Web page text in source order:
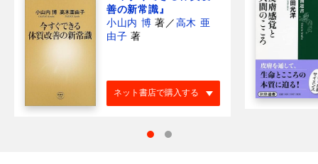
善の新常識』
小山内 博 著／高木 亜
由子 著
ネット書店で購入する